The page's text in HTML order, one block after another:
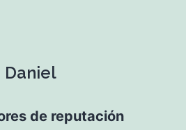
Daniel
de reputación